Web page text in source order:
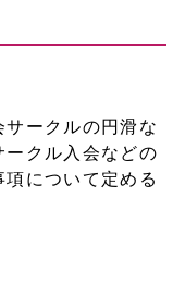
ークルの円滑な
クル入会などの
について定める